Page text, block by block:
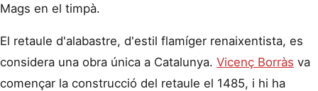
Mags en el timpà.
El retaule d'alabastre, d'estil flamíger renaixentista, es
considera una obra única a Catalunya. Vicenç Borràs va
començar la construcció del retaule el 1485, i hi ha